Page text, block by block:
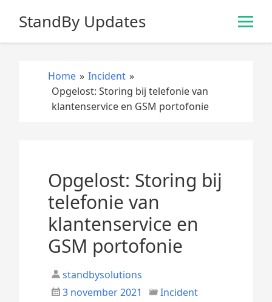
StandBy Updates
Home » Incident »
Opgelost: Storing bij telefonie van
klantenservice en GSM portofonie
Opgelost: Storing bij
telefonie van
klantenservice en
GSM portofonie
standbysolutions
3 november 2021
Incident